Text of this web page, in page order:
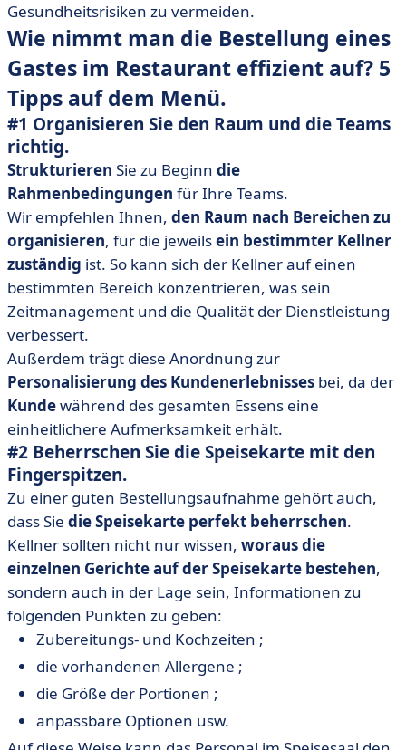
Gesundheitsrisiken zu vermeiden.
Wie nimmt man die Bestellung eines
Gastes im Restaurant effizient auf? 5
Tipps auf dem Menü.
#1 Organisieren Sie den Raum und die Teams
richtig.
Strukturieren Sie zu Beginn die
Rahmenbedingungen für Ihre Teams.
Wir empfehlen Ihnen, den Raum nach Bereichen zu
organisieren, für die jeweilsein bestimmter Kellner
zuständig ist. So kann sich der Kellner auf einen
bestimmten Bereich konzentrieren, was sein
Zeitmanagement und die Qualität der Dienstleistung
verbessert.
Außerdem trägt diese Anordnung zur
Personalisierung des Kundenerlebnisses bei, da der
Kundewährend des gesamten Essens eine
einheitlichere Aufmerksamkeit erhält.
#2 Beherrschen Sie die Speisekarte mit den
Fingerspitzen.
Zu einer guten Bestellungsaufnahme gehört auch,
dass Sie die Speisekarte perfekt beherrschen.
Kellner sollten nicht nur wissen, woraus die
einzelnen Gerichte auf der Speisekarte bestehen,
sondern auch in der Lage sein, Informationen zu
folgenden Punkten zu geben:
Zubereitungs- und Kochzeiten ;
die vorhandenen Allergene ;
die Größe der Portionen ;
anpassbare Optionen usw.